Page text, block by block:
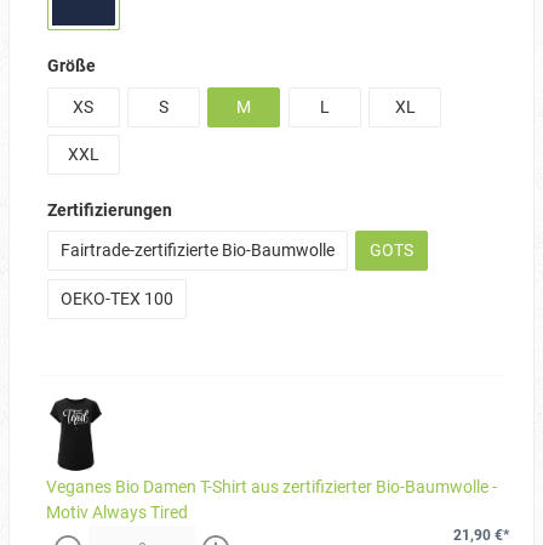
Größe
XS
S M L XL
XXL
Zertifizierungen
Fairtrade-zertifizierte Bio-Baumwolle
GOTS
OEKO-TEX 100
Veganes Bio Damen T-Shirt aus zertifizierter Bio-Baumwolle -
Motiv Always Tired
21,90 €*